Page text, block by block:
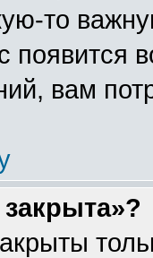
то
появится
вам